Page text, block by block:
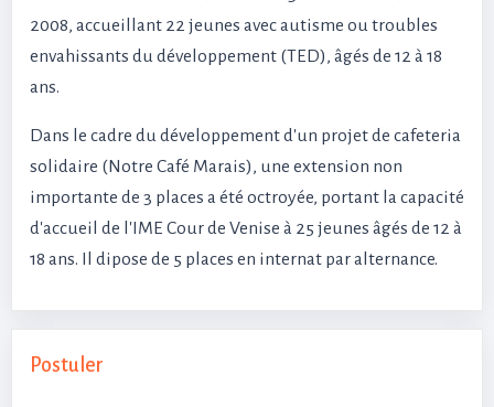
2008, accueillant 22 jeunes avec autisme ou troubles
envahissants du développement (TED), âgés de 12 à 18
ans.
Dans le cadre du développement d'un projet de cafeteria
solidaire (Notre Café Marais), une extension non
importante de 3 places a été octroyée, portant la capacité
d'accueil de l'IME Cour de Venise à 25 jeunes âgés de 12 à
18 ans. Il dipose de 5 places en internat par alternance.
Postuler